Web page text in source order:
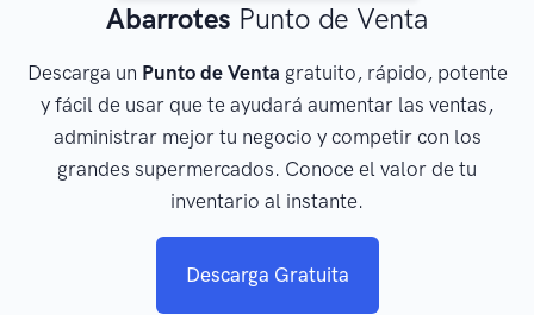
Abarrotes Punto de Venta
Descarga un Punto de Venta gratuito, rápido, potente
y fácil de usar que te ayudará aumentar las ventas,
administrar mejor tu negocio y competir con los
grandes supermercados. Conoce el valor de tu
inventario al instante.
Descarga Gratuita